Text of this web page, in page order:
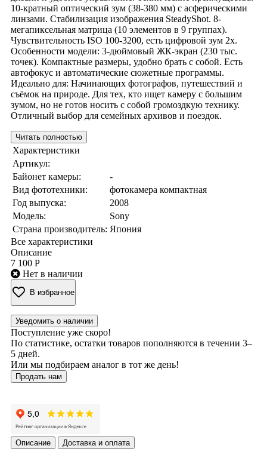
10-кратный оптический зум (38-380 мм) с асферическими
линзами. Стабилизация изображения SteadyShot. 8-
мегапиксельная матрица (10 элементов в 9 группах).
Чувствительность ISO 100-3200, есть цифровой зум 2x.
Особенности модели: 3-дюймовый ЖК-экран (230 тыс.
точек). Компактные размеры, удобно брать с собой. Есть
автофокус и автоматические сюжетные программы.
Идеально для: Начинающих фотографов, путешествий и
съёмок на природе. Для тех, кто ищет камеру с большим
зумом, но не готов носить с собой громоздкую технику.
Отличный выбор для семейных архивов и поездок.
Читать полностью
Характеристики
Артикул:
Байонет камеры:
-
Вид фототехники:
фотокамера компактная
Год выпуска:
2008
Модель:
Sony
Страна производитель: Япония
Все характеристики
Описание
7 100 Р
Нет в наличии
В избранное
Уведомить о наличии
Поступление уже скоро!
По статистике, остатки товаров пополняются в течении 3–
5 дней.
Или мы подбираем аналог в тот же день!
Продать нам
Описание Доставка и оплата